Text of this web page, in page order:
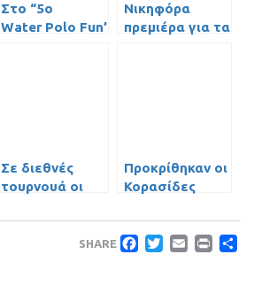
Στο “5ο
Water Polo Fun”
Νικηφόρα
πρεμιέρα για τα
Σε διεθνές
τουρνουά οι
Προκρίθηκαν οι
Κορασίδες
SHARE